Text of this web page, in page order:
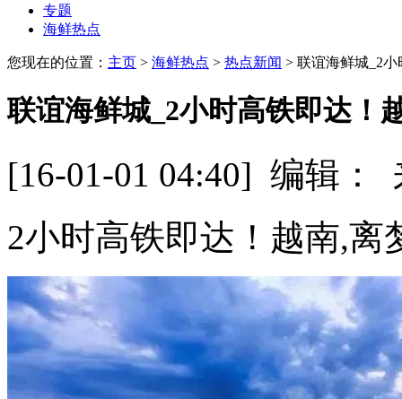
专题
海鲜热点
您现在的位置： 主页 > 海鲜热点 > 热点新闻 > 联谊海鲜城_2
联谊海鲜城_2小时高铁即达！
[16-01-01 04:40] 编辑
2小时高铁即达！越南,离